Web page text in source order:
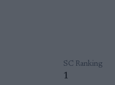
SC Ranking
1